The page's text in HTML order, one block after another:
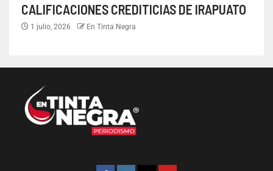
CALIFICACIONES CREDITICIAS DE IRAPUATO
1 julio, 2026 En Tinta Negra